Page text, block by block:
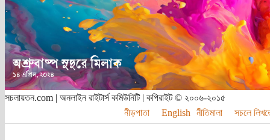
সচলায়তন.com | অনলাইন রাইটার্স কমিউনিটি | কপিরাইট © ২০০৬-২০১৫
নীড়পাতা
English নীতিমালা সচলে